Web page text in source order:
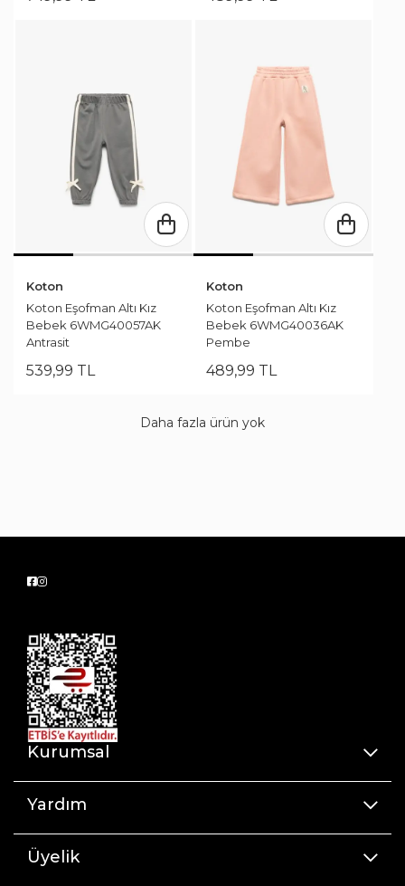
Koton
Koton Eşofman Altı Kız
Bebek 6WMG40057AK
Antrasit
539,99 TL
Koton
Koton Eşofman Altı Kız
Bebek 6WMG40036AK
Pembe
489,99 TL
Daha fazla ürün yok
Kurumsal
Yardım
Üyelik